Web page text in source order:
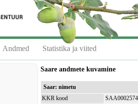
Andmed Statistika ja viited
Saare andmete kuvamine
Saar: nimetu
KKR kood
SAA0002574